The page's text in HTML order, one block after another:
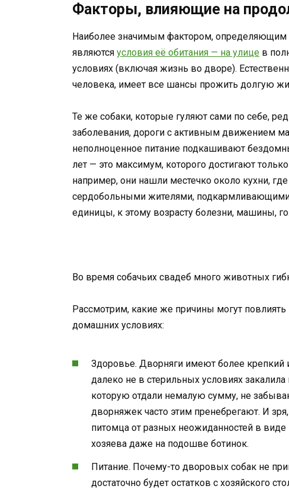
Факторы, влияющие на
Наиболее значимым фактором, определяющим
являются условия её обитания — на улице в
условиях (включая жизнь во дворе).
человека, имеет все шансы прожить долгую
Те же собаки, которые гуляют сами по себе,
заболевания, дороги с активным движением
неполноценное питание подкашивают
лет — это максимум, которого достигают
например, они нашли местечко около кухни,
сердобольными жителями,
единицы, к этому возрасту болезни, машины,
Во время собачьих свадеб много животных
Рассмотрим, какие же причины могут
домашних условиях:
Здоровье. Дворняги имеют более крепкий
далеко не в стерильных условиях
которую отдали немалую сумму, не
дворняжек часто этим пренебрегают. И
питомца от разных неожиданностей в
хозяева даже на подошве ботинок.
Питание. Почему-то дворовых собак не
достаточно будет остатков с хозяйского